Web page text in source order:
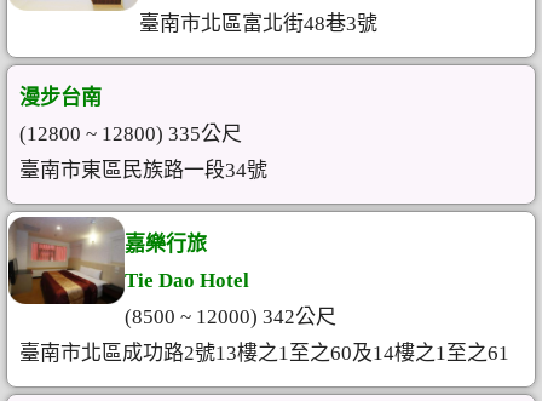
臺南市北區富北街48巷3號
漫步台南
(12800 ~ 12800) 335公尺
臺南市東區民族路一段34號
嘉樂行旅
Tie Dao Hotel
(8500 ~ 12000) 342公尺
臺南市北區成功路2號13樓之1至之60及14樓之1至之61